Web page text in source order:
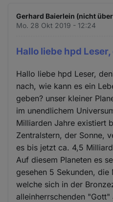
Gerhard Baierlein (nicht
Mo. 28 Okt 2019 - 12:24
Hallo liebe hpd
Hallo liebe hpd Leser,
nach, wie kann es ein
geben? unser kleiner
im unendlichem
Milliarden Jahre existiert
Zentralstern, der Sonne,
es bis jetzt ca. 4,5
Auf diesem Planeten es
gesehen 5 Sekunden, die
welche sich in der
alleinherrschenden "Gott"